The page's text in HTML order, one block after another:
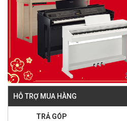
HỖ TRỢ MUA HÀNG
TRẢ GÓP